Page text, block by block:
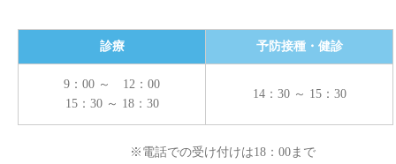
診療 予防接種・健診
9：00 ～ 12：00
15：30 ～ 18：30
14：30 ～ 15：30
※電話での受け付けは18：00まで